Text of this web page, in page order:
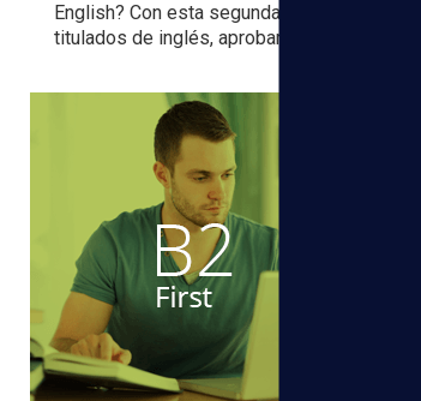
English? Con esta segunda parte de
titulados de inglés, aprobar